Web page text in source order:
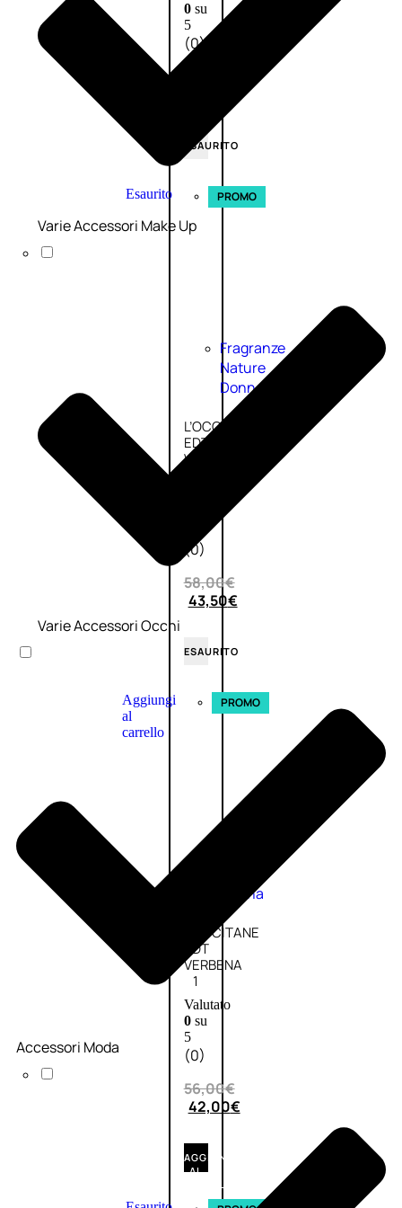
0su
5
(0)
ESAURITO
Esaurito PROMO
Fragranze
Nature
Donna
L’OCCITANE
EDT
VERBENA
(0)
58,00€
43,50€
ESAURITO
Aggiungi
al
carrello
PROMO
Donna
L’OCCITANE
EDT
VERBENA
1
Valutato
0su
5
(0)
56,00€
42,00€
AGGIUNGI
AL
CARRELLO
Varie Accessori Make Up
Varie Accessori Occhi
Accessori Moda